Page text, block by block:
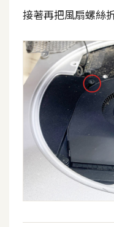
m
e
c
e
金
流
物
流
主
接著再把風扇螺絲